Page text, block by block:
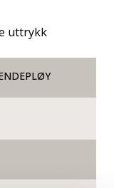
uttrykk